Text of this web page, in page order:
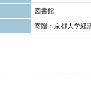
図書館
寄贈：京都大学経